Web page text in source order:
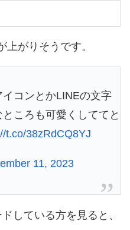
がりそうです。
コンとかLINEの文字
ころも可愛くしててと
t.co/38zRdCQ8YJ
11, 2023
している方を見ると、